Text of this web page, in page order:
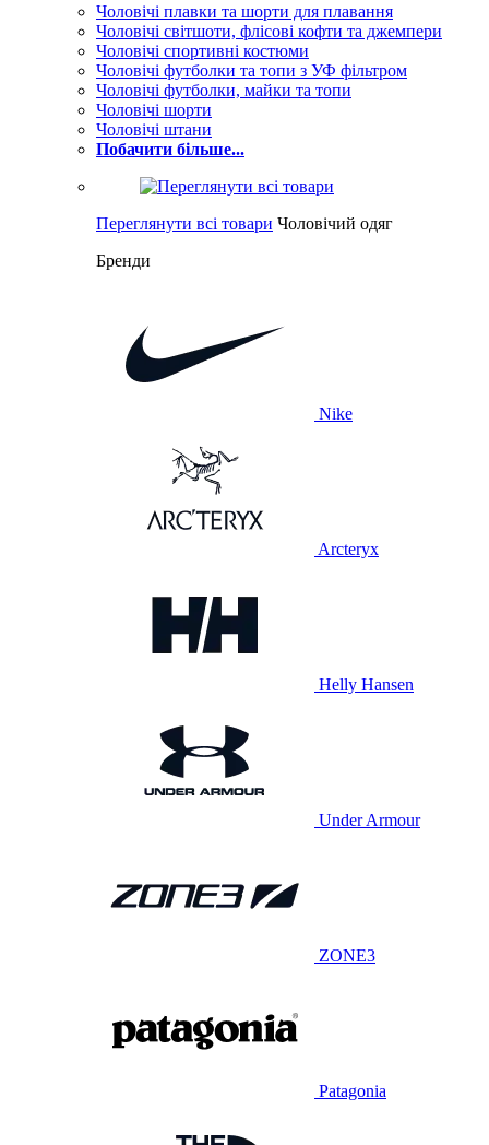
Чоловічі плавки та шорти для плавання
Чоловічі світшоти, флісові кофти та джемпери
Чоловічі спортивні костюми
Чоловічі футболки та топи з УФ фільтром
Чоловічі футболки, майки та топи
Чоловічі шорти
Чоловічі штани
Побачити більше...
Переглянути всі товари Чоловічий одяг
Бренди
Nike
Arcteryx
Helly Hansen
Under Armour
ZONE3
Patagonia